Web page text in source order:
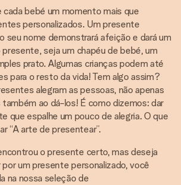
cada bebé um momento mais que
personalizados. Um presente
seu nome demonstrará afeição e dará um
seja um chapéu de bebé, um
prato. Algumas crianças podem até
para o resto da vida! Tem algo assim?
alegram as pessoas, não apenas
ao dá-los! É como dizemos: dar
que espalhe um pouco de alegria. O que
“A arte de presentear”.
o presente certo, mas deseja
por um presente personalizado, você
na nossa seleção de